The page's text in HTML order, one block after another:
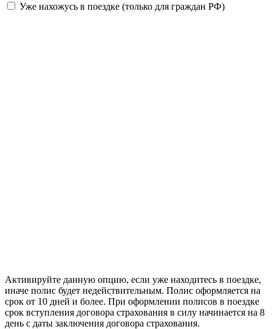
Уже нахожусь в поездке (только для граждан РФ)
Активируйте данную опцию, если уже находитесь в поездке,
иначе полис будет недействительным. Полис оформляется на
срок от 10 дней и более. При оформлении полисов в поездке
срок вступления договора страхования в силу начинается на 8
день с даты заключения договора страхования.